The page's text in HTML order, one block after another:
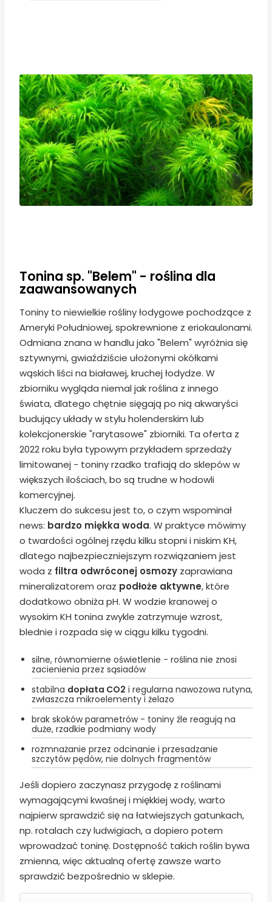
Tonina sp. "Belem" - roślina dla
zaawansowanych
Toniny to niewielkie rośliny łodygowe pochodzące z
Ameryki Południowej, spokrewnione z eriokaulonami.
Odmiana znana w handlu jako "Belem" wyróżnia się
sztywnymi, gwiaździście ułożonymi okółkami
wąskich liści na białawej, kruchej łodydze. W
zbiorniku wygląda niemal jak roślina z innego
świata, dlatego chętnie sięgają po nią akwaryści
budujący układy w stylu holenderskim lub
kolekcjonerskie "rarytasowe" zbiorniki. Ta oferta z
2022 roku była typowym przykładem sprzedaży
limitowanej - toniny rzadko trafiają do sklepów w
większych ilościach, bo są trudne w hodowli
komercyjnej.
Kluczem do sukcesu jest to, o czym wspominał
news: bardzo miękka woda. W praktyce mówimy
o twardości ogólnej rzędu kilku stopni i niskim KH,
dlatego najbezpieczniejszym rozwiązaniem jest
woda z filtra odwróconej osmozy zaprawiana
mineralizatorem oraz podłoże aktywne, które
dodatkowo obniża pH. W wodzie kranowej o
wysokim KH tonina zwykle zatrzymuje wzrost,
blednie i rozpada się w ciągu kilku tygodni.
silne, równomierne oświetlenie - roślina nie znosi
zacienienia przez sąsiadów
stabilna dopłata CO2 i regularna nawozowa rutyna,
zwłaszcza mikroelementy i żelazo
brak skoków parametrów - toniny źle reagują na
duże, rzadkie podmiany wody
rozmnażanie przez odcinanie i przesadzanie
szczytów pędów, nie dolnych fragmentów
Jeśli dopiero zaczynasz przygodę z roślinami
wymagającymi kwaśnej i miękkiej wody, warto
najpierw sprawdzić się na łatwiejszych gatunkach,
np. rotalach czy ludwigiach, a dopiero potem
wprowadzać toninę. Dostępność takich roślin bywa
zmienna, więc aktualną ofertę zawsze warto
sprawdzić bezpośrednio w sklepie.